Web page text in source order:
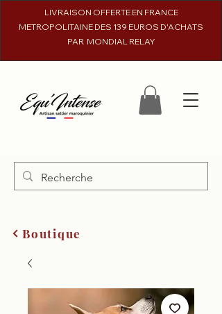
LIVRAISON OFFERTE EN FRANCE
METROPOLITAINE DES 139 EUROS D'ACHATS
PAR MONDIAL RELAY
Boutique